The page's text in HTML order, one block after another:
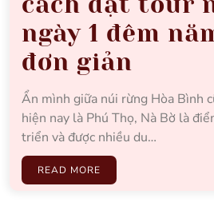
ngày 1 đêm
đơn giản
Ẩn mình giữa núi rừng Hòa Bình
hiện nay là Phú Thọ, Nà Bờ là
triển và được nhiều du…
READ MORE